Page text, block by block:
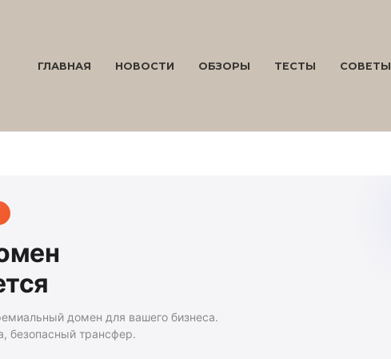
ГЛАВНАЯ НОВОСТИ ОБЗОРЫ ТЕСТЫ СОВЕТЫ
домен для вашего бизнеса.
безопасный трансфер.